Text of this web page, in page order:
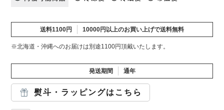
送料1100円 10000円以上のお買い上げで送料無料
※北海道・沖縄へのお届けは別途1100円頂戴いたします。
発送期間 通年
熨斗・ラッピングはこちら